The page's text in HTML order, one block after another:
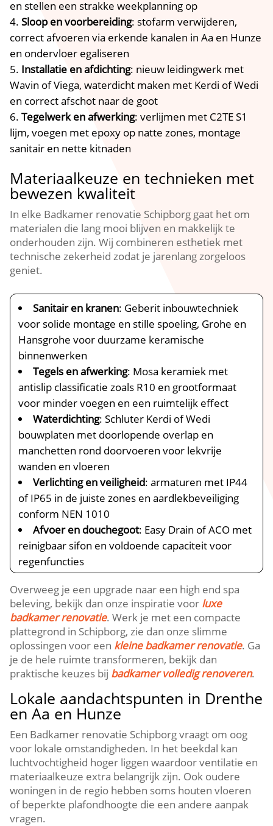
en stellen een strakke weekplanning op
Sloop en voorbereiding: stofarm verwijderen,
correct afvoeren via erkende kanalen in Aa en Hunze
en ondervloer egaliseren
Installatie en afdichting: nieuw leidingwerk met
Wavin of Viega, waterdicht maken met Kerdi of Wedi
en correct afschot naar de goot
Tegelwerk en afwerking: verlijmen met C2TE S1
lijm, voegen met epoxy op natte zones, montage
sanitair en nette kitnaden
Materiaalkeuze en technieken met
bewezen kwaliteit
In elke Badkamer renovatie Schipborg gaat het om
materialen die lang mooi blijven en makkelijk te
onderhouden zijn. Wij combineren esthetiek met
technische zekerheid zodat je jarenlang zorgeloos
geniet.
Sanitair en kranen: Geberit inbouwtechniek
voor solide montage en stille spoeling, Grohe en
Hansgrohe voor duurzame keramische
binnenwerken
Tegels en afwerking: Mosa keramiek met
antislip classificatie zoals R10 en grootformaat
voor minder voegen en een ruimtelijk effect
Waterdichting: Schluter Kerdi of Wedi
bouwplaten met doorlopende overlap en
manchetten rond doorvoeren voor lekvrije
wanden en vloeren
Verlichting en veiligheid: armaturen met IP44
of IP65 in de juiste zones en aardlekbeveiliging
conform NEN 1010
Afvoer en douchegoot: Easy Drain of ACO met
reinigbaar sifon en voldoende capaciteit voor
regenfuncties
Overweeg je een upgrade naar een high end spa
beleving, bekijk dan onze inspiratie voor luxe
badkamer renovatie. Werk je met een compacte
plattegrond in Schipborg, zie dan onze slimme
oplossingen voor een kleine badkamer renovatie. Ga
je de hele ruimte transformeren, bekijk dan
praktische keuzes bij badkamer volledig renoveren.
Lokale aandachtspunten in Drenthe
en Aa en Hunze
Een Badkamer renovatie Schipborg vraagt om oog
voor lokale omstandigheden. In het beekdal kan
luchtvochtigheid hoger liggen waardoor ventilatie en
materiaalkeuze extra belangrijk zijn. Ook oudere
woningen in de regio hebben soms houten vloeren
of beperkte plafondhoogte die een andere aanpak
vragen.